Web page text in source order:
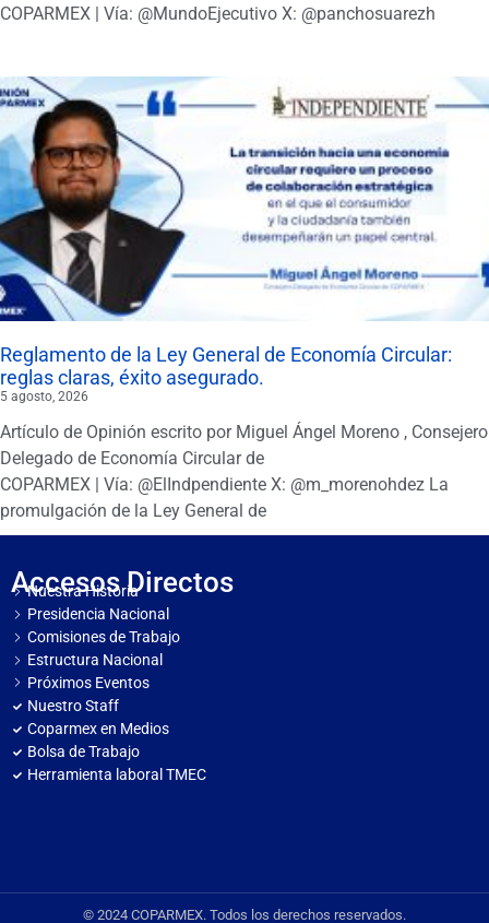
COPARMEX | Vía: @MundoEjecutivo X: @panchosuarezh
Reglamento de la Ley General de Economía Circular:
reglas claras, éxito asegurado.
5 agosto, 2026
Artículo de Opinión escrito por Miguel Ángel Moreno , Consejero
Delegado de Economía Circular de
COPARMEX | Vía: @ElIndpendiente X: @m_morenohdez La
promulgación de la Ley General de
Accesos Directos
Nuestra Historia
Presidencia Nacional
Comisiones de Trabajo
Estructura Nacional
Próximos Eventos
Nuestro Staff
Coparmex en Medios
Bolsa de Trabajo
Herramienta laboral TMEC
© 2024 COPARMEX. Todos los derechos reservados.